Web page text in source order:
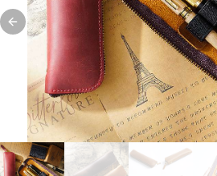
Previous slide